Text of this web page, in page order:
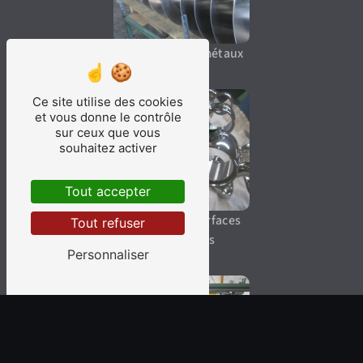
Décapage des métaux
Finitions de surfaces
métalliques
Ce site utilise des cookies
et vous donne le contrôle
sur ceux que vous
souhaitez activer
Tout accepter
Tout refuser
Personnaliser